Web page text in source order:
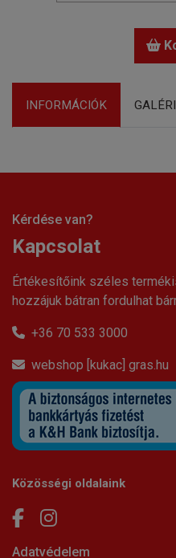
INFORMÁCIÓK
Kérdése van?
Kapcsolat
Értékesítőink széles
hozzájuk bátran fordulhat
+36 70 533 3000
webshop [kukac] gras.hu
Közösségi oldalaink
Adatvédelem